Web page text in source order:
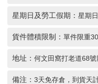
星期日及勞工假期： 星期
貨件體積限制： 單件限重
地址： 何文田窩打老道68
備注： 3天免存倉，到貨天